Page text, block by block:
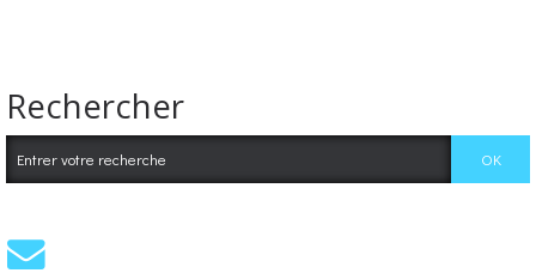
Rechercher